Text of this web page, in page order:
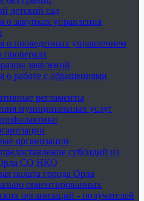
детский сад
закупках управления
о проведенных управлением
проверках
заявлений
о работе с обращениями
регламенты
муниципальных услуг
организации
субсидий из
СО НКО
палата города Орла
ориентированных
организаций - получателей